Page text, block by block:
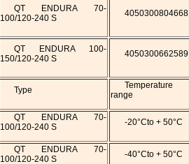
QT ENDURA 70-
100/120-240 S
4050300804668
QT ENDURA 100-
150/120-240 S
4050300662589
Type
Temperature
range
QT ENDURA 70-
100/120-240 S
-20°Cto + 50°C
QT ENDURA 70-
100/120-240 S
-40°Cto + 50°C